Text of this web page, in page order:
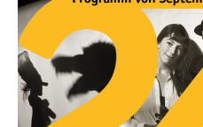
am
Samstag,
28.
Juni
2025